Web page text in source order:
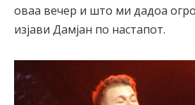
оваа вечер и што ми дадоа
изјави Дамјан по настапот.